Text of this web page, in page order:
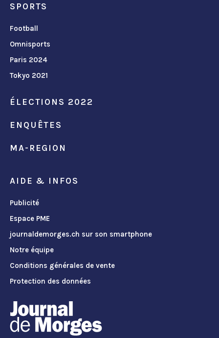
SPORTS
Football
Omnisports
Paris 2024
Tokyo 2021
ÉLECTIONS 2022
ENQUÊTES
MA-REGION
AIDE & INFOS
Publicité
Espace PME
journaldemorges.ch sur son smartphone
Notre équipe
Conditions générales de vente
Protection des données